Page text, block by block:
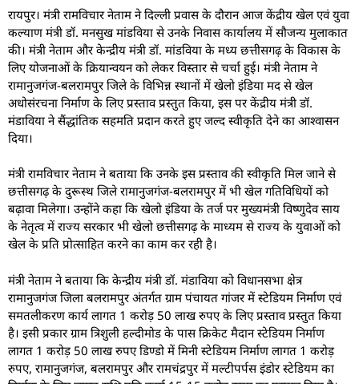
रायपुर। मंत्री रामविचार नेताम ने दिल्ली प्रवास के दौरान आज केंद्रीय खेल एवं युवा
कल्याण मंत्री डॉ. मनसुख मांडविया से उनके निवास कार्यालय में सौजन्य मुलाकात
की। मंत्री नेताम और केन्द्रीय मंत्री डॉ. मांडविया के मध्य छत्तीसगढ़ के विकास के
लिए योजनाओं के क्रियान्वयन को लेकर विस्तार से चर्चा हुई। मंत्री नेताम ने
रामानुजगंज-बलरामपुर जिले के विभिन्न स्थानों में खेलो इंडिया मद से खेल
अधोसंरचना निर्माण के लिए प्रस्ताव प्रस्तुत किया, इस पर केंद्रीय मंत्री डॉ.
मंडाविया ने सैंद्धांतिक सहमति प्रदान करते हुए जल्द स्वीकृति देने का आश्वासन
दिया।
मंत्री रामविचार नेताम ने बताया कि उनके इस प्रस्ताव की स्वीकृति मिल जाने से
छत्तीसगढ़ के दुरूस्थ जिले रामानुजगंज-बलरामपुर में भी खेल गतिविधियों को
बढ़ावा मिलेगा। उन्होंने कहा कि खेलो इंडिया के तर्ज पर मुख्यमंत्री विष्णुदेव साय
के नेतृत्व में राज्य सरकार भी खेलो छत्तीसगढ़ के माध्यम से राज्य के युवाओं को
खेल के प्रति प्रोत्साहित करने का काम कर रही है।
मंत्री नेताम ने बताया कि केन्द्रीय मंत्री डॉ. मंडाविया को विधानसभा क्षेत्र
रामानुजगंज जिला बलरामपुर अंतर्गत ग्राम पंचायत गांजर में स्टेडियम निर्माण एवं
समतलीकरण कार्य लागत 1 करोड़ 50 लाख रुपए के लिए प्रस्ताव प्रस्तुत किया
है। इसी प्रकार ग्राम त्रिशुली हल्दीमोड के पास क्रिकेट मैदान स्टेडियम निर्माण
लागत 1 करोड़ 50 लाख रुपए डिण्डो में मिनी स्टेडियम निर्माण लागत 1 करोड़
रुपए, रामानुजगंज, बलरामपुर और रामचंद्रपुर में मल्टीपर्पस इंडोर स्टेडियम का